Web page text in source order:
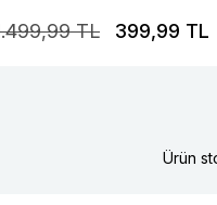
TL 399,99 TL
Ürün